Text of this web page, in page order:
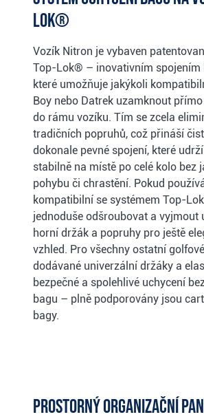
Lok®
Vozík Nitron je vybaven
Top-Lok® – inovativním spojením
které umožňuje jakýkoli
Boy nebo Datrek uzamknout
do rámu vozíku. Tím se zcela
tradičních popruhů, což přináší
dokonale pevné spojení, které
stabilně na místě po celé kolo bez
pohybu či chrastění. Pokud
kompatibilní se systémem Top-
jednoduše odšroubovat a vyjmout
horní držák a popruhy pro ještě
vzhled. Pro všechny ostatní
dodávané univerzální držáky a
bezpečné a spolehlivé uchycení
bagu – plně podporovány jsou
bagy.
Prostorný organizační